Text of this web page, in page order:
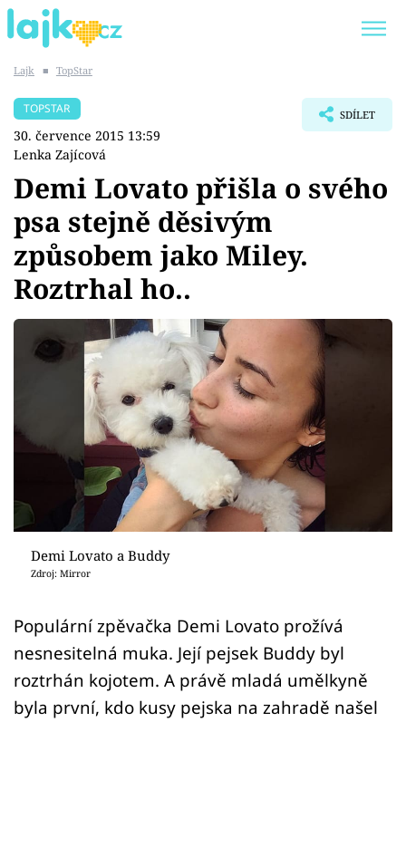
SHOPAHOLICADEL
Témata
Showbyznys
Youtubeři
Virály
Sex a vztahy
Videa
Sledujte prima+
Přihlášení
Sledujte nás
Lajk ■ TopStar
TOPSTAR
30. července 2015 13:59
Lenka Zajícová
SDÍLET
Demi Lovato přišla o svého
psa stejně děsivým
způsobem jako Miley.
Roztrhal ho..
Demi Lovato a Buddy
Zdroj: Mirror
Populární zpěvačka Demi Lovato prožívá
nesnesitelná muka. Její pejsek Buddy byl
roztrhán kojotem. A právě mladá umělkyně
byla první, kdo kusy pejska na zahradě našel